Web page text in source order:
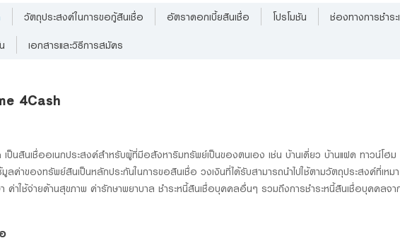
วัตถุประสงค์ในการขอกู้สินเชื่อ อัตราดอกเบี้ยสินเชื่อ โปรโมชัน ช่องทางการชำระ
เอกสารและวิธีการสมัคร
4Cash
เป็นสินเชื่ออเนกประสงค์สำหรับผู้ที่มีอสังหาริมทรัพย์เป็นของตนเอง เช่น บ้านเดี่ยว บ้านแฝด ทาวน์โ
ลค่าของทรัพย์สินเป็นหลักประกันในการขอสินเชื่อ วงเงินที่ได้รับสามารถนำไปใช้ตามวัตถุประสงค์ที่เห
าใช้จ่ายด้านสุขภาพ ค่ารักษาพยาบาล ชำระหนี้สินเชื่อบุคคลอื่นๆ รวมถึงการชำระหนี้สินเชื่อบุคคลจาก